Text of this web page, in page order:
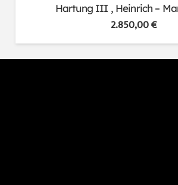
Hartung III , Heinrich –
2.850,00€